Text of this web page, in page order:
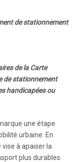
de stationnement
de la Carte
de stationnement
handicapées ou
une étape
urbaine. En
à apaiser la
plus durables.